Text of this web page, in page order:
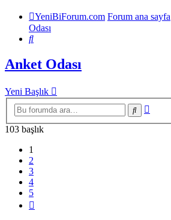
YeniBiForum.com Forum ana sayfa
Odası
Ara
Anket Odası
Yeni Başlık
Ara
103 başlık
1
2
3
4
5